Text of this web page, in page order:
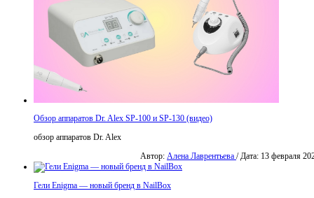
Обзор аппаратов Dr. Alex SP-100 и SP-130 (видео)
обзор аппаратов Dr. Alex
Автор: Алена Лаврентьева / Дата: 13 февраля
Гели Enigma — новый бренд в NailBox